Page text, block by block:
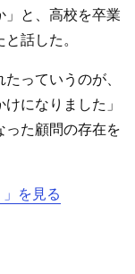
」と、高校を卒業
話した。
っていうのが、
になりました」
った顧問の存在を
を見る